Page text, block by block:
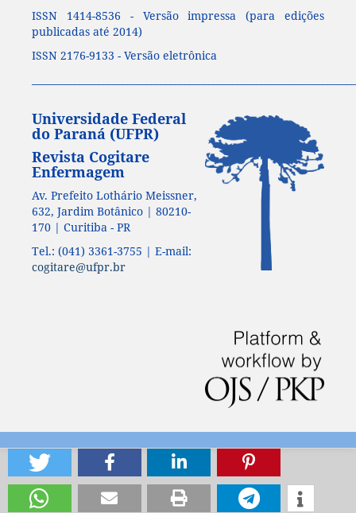
ISSN 1414-8536 - Versão impressa (para edições
publicadas até 2014)
ISSN 2176-9133 - Versão eletrônica
Universidade Federal
do Paraná (UFPR)
Revista Cogitare
Enfermagem
Av. Prefeito Lothário Meissner,
632, Jardim Botânico | 80210-
170 | Curitiba - PR
Tel.: (041) 3361-3755 | E-mail:
cogitare@ufpr.br